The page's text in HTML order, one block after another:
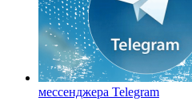
мессенджера Telegram